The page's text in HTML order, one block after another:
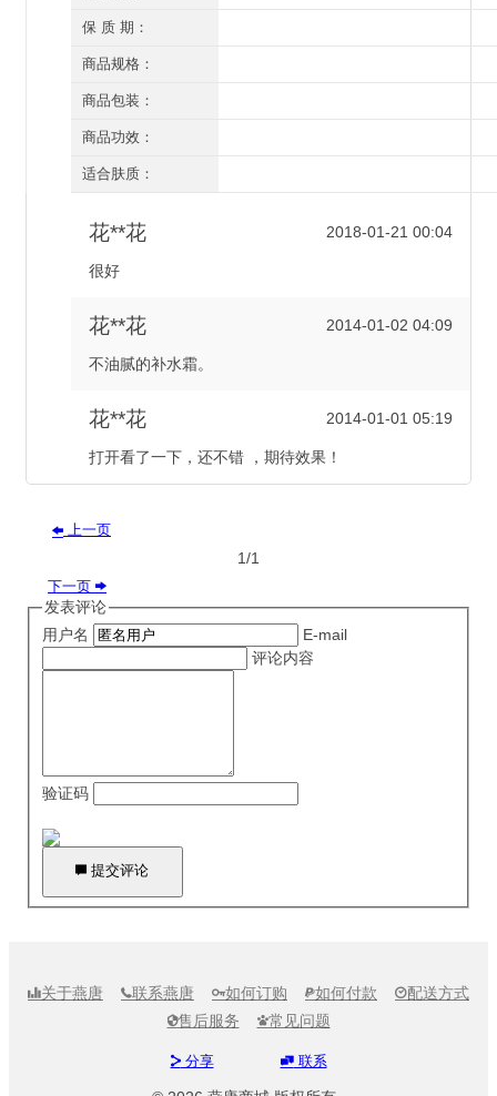
面霜
保 质 期：
三年（开封后一年）
商品规格：
30g
商品包装：
有外盒/有塑封
商品功效：
补水保湿
适合肤质：
花**花 2018-01-21 00:04
很好
花**花 2014-01-02 04:09
不油腻的补水霜。
花**花 2014-01-01 05:19
打开看了一下，还不错 ，期待效果！
 上一页
1/1
下一页 
发表评论
用户名
E-mail
评论内容
验证码
 提交评论
关于燕唐 联系燕唐 如何订购 如何付款 配送方式
售后服务 常见问题
分享 联系